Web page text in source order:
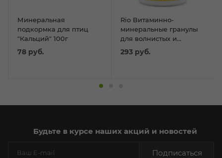
Минеральная
подкормка для птиц
"Кальций" 100г
78 руб.
Rio Витаминно-
минеральные гранулы
для волнистых и
средних попугаев, 120г
293 руб.
Будьте в курсе наших акций и новостей
Подписаться